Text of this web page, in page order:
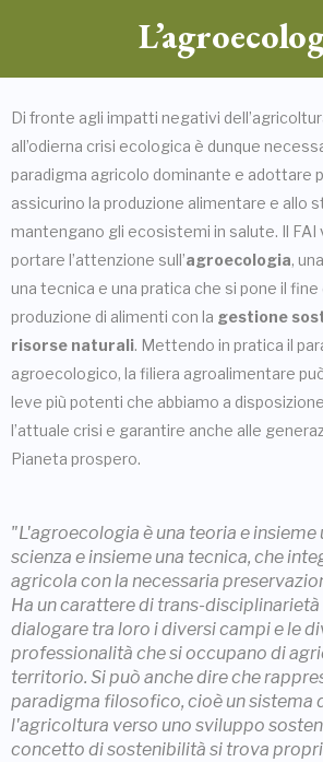
Di fronte agli impatti negativi
all’odierna crisi ecologica è dunque
paradigma agricolo dominante e adottare
assicurino la produzione alimentare e allo
mantengano gli ecosistemi in salute. Il FAI
portare l’attenzione sull’agroecologia,
una tecnica e una pratica che si pone il fine
produzione di alimenti con la gestione
risorse naturali. Mettendo in pratica il
agroecologico, la filiera agroalimentare
leve più potenti che abbiamo a
l’attuale crisi e garantire anche alle
Pianeta prospero.
"L'agroecologia è una teoria e insieme
scienza e insieme una tecnica, che
agricola con la necessaria
Ha un carattere di trans-disciplinarietà
dialogare tra loro i diversi campi e le
professionalità che si occupano di
territorio. Si può anche dire che
paradigma filosofico, cioè un sistema
l'agricoltura verso uno sviluppo
concetto di sostenibilità si trova